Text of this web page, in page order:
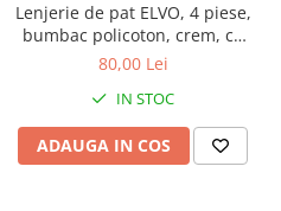
Lenjerie de pat ELVO, 4 piese,
bumbac policoton, crem, cu
flori caramizii
80,00 Lei
IN STOC
ADAUGA IN COS